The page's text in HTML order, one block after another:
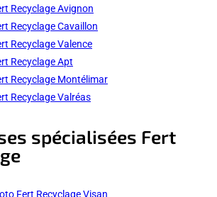
Recyclage Avignon
Recyclage Cavaillon
Recyclage Valence
Recyclage Apt
Recyclage Montélimar
Recyclage Valréas
spécialisées Fert
Fert Recyclage Visan